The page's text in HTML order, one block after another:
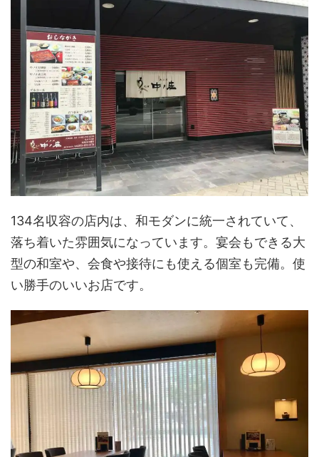
134名収容の店内は、和モダンに統一されていて、
落ち着いた雰囲気になっています。宴会もできる大
型の和室や、会食や接待にも使える個室も完備。使
い勝手のいいお店です。